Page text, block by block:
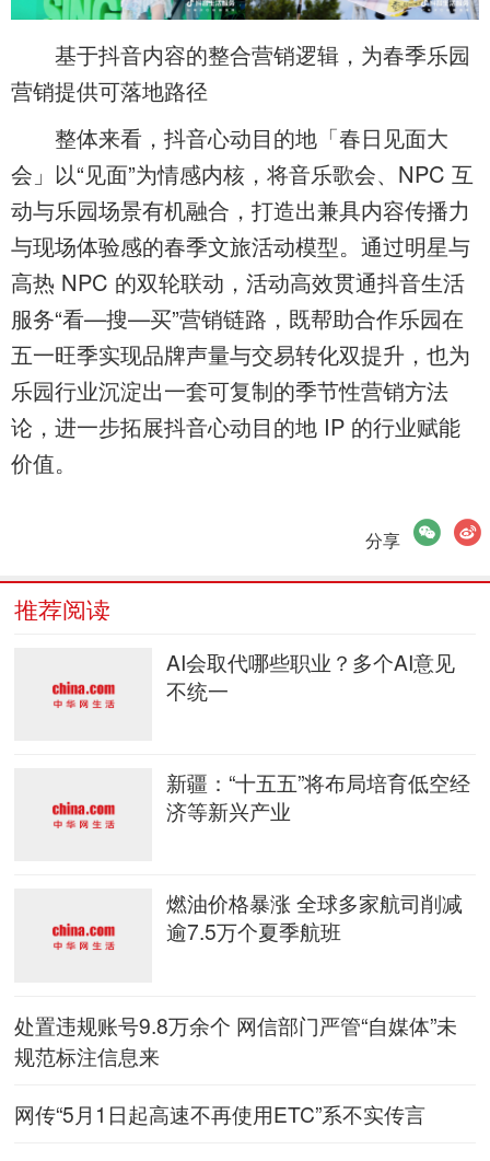
基于抖音内容的整合营销逻辑，为春季乐园
营销提供可落地路径
整体来看，抖音心动目的地「春日见面大
会」以“见面”为情感内核，将音乐歌会、NPC 互
动与乐园场景有机融合，打造出兼具内容传播力
与现场体验感的春季文旅活动模型。通过明星与
高热 NPC 的双轮联动，活动高效贯通抖音生活
服务“看—搜—买”营销链路，既帮助合作乐园在
五一旺季实现品牌声量与交易转化双提升，也为
乐园行业沉淀出一套可复制的季节性营销方法
论，进一步拓展抖音心动目的地 IP 的行业赋能
价值。
分享
微信微博
推荐阅读
AI会取代哪些职业？多个AI意见
不统一
新疆：“十五五”将布局培育低空经
济等新兴产业
燃油价格暴涨 全球多家航司削减
逾7.5万个夏季航班
处置违规账号9.8万余个 网信部门严管“自媒体”未
规范标注信息来
网传“5月1日起高速不再使用ETC”系不实传言